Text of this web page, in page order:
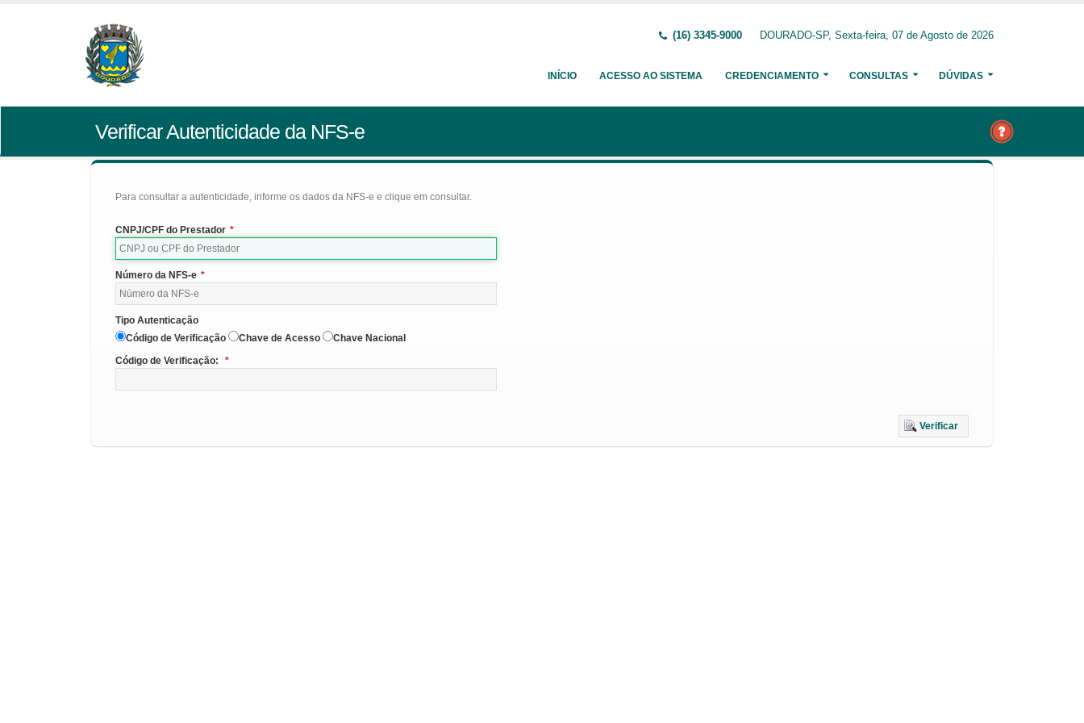
(16) 3345-9000 DOURADO-SP, Sexta-feira, 07 de Agosto de 2026
INÍCIO ACESSO AO SISTEMA CREDENCIAMENTO CONSULTAS DÚVIDAS
Verificar Autenticidade da NFS-e
Para consultar a autenticidade, informe os dados da NFS-e e clique em consultar.
CNPJ/CPF do Prestador *
Número da NFS-e *
Tipo Autenticação
Código de Verificação
Chave de Acesso
Chave Nacional
Código de Verificação:
*
Verificar